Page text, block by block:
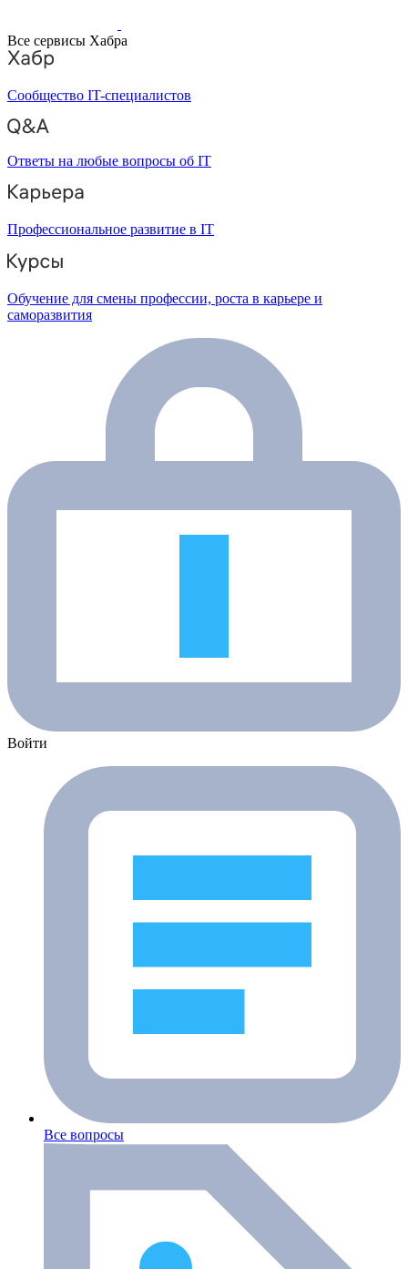
Все сервисы Хабра
Сообщество IT-специалистов
Ответы на любые вопросы об IT
Профессиональное развитие в IT
Обучение для смены профессии, роста в карьере и
саморазвития
Войти
Все вопросы